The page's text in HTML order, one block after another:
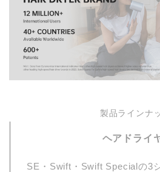
製品ラインナ
ヘアドライ
SE・Swift・Swift Specialの3